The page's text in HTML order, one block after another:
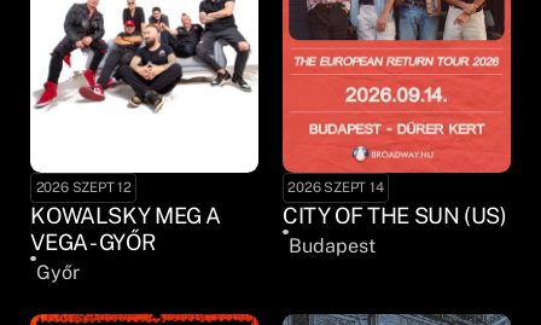
2026 SZEPT 12
KOWALSKY MEG A
VEGA - GYŐR
Győr
2026 SZEPT 14
CITY OF THE SUN (US)
Budapest